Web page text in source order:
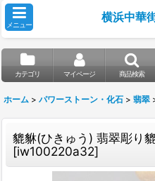
メニュー
横浜中華
カテゴリ マイページ 商品検索
ホーム > パワーストーン・化石 > 翡翠
貔貅(ひきゅう) 翡翠彫り
[iw100220a32]